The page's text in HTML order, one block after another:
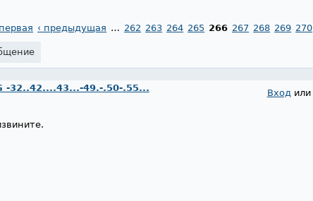
‹ предыдущая … 262 263 264 265 266 267 268 269 270
Входили
-32..42....43...-49.-.50-.55...